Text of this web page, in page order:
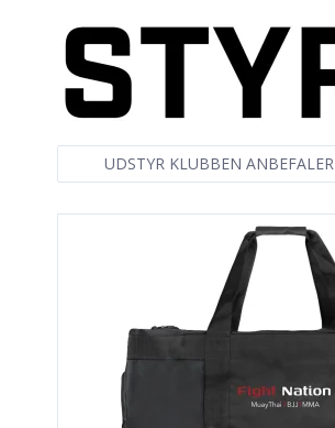
UDSTYR KLUBBEN ANBEFALER